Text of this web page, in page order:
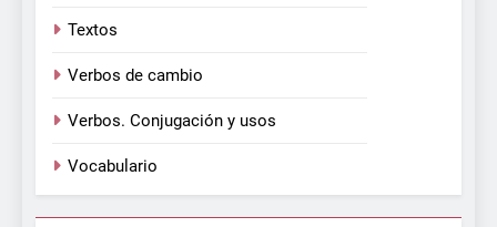
Textos
Verbos de cambio
Verbos. Conjugación y usos
Vocabulario